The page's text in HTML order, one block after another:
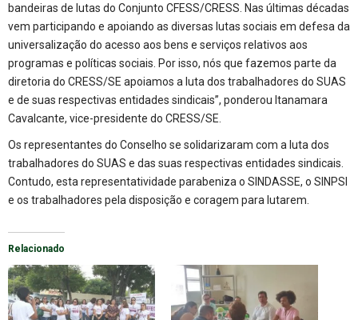
bandeiras de lutas do Conjunto CFESS/CRESS. Nas últimas décadas
vem participando e apoiando as diversas lutas sociais em defesa da
universalização do acesso aos bens e serviços relativos aos
programas e políticas sociais. Por isso, nós que fazemos parte da
diretoria do CRESS/SE apoiamos a luta dos trabalhadores do SUAS
e de suas respectivas entidades sindicais”, ponderou Itanamara
Cavalcante, vice-presidente do CRESS/SE.
Os representantes do Conselho se solidarizaram com a luta dos
trabalhadores do SUAS e das suas respectivas entidades sindicais.
Contudo, esta representatividade parabeniza o SINDASSE, o SINPSI
e os trabalhadores pela disposição e coragem para lutarem.
Relacionado